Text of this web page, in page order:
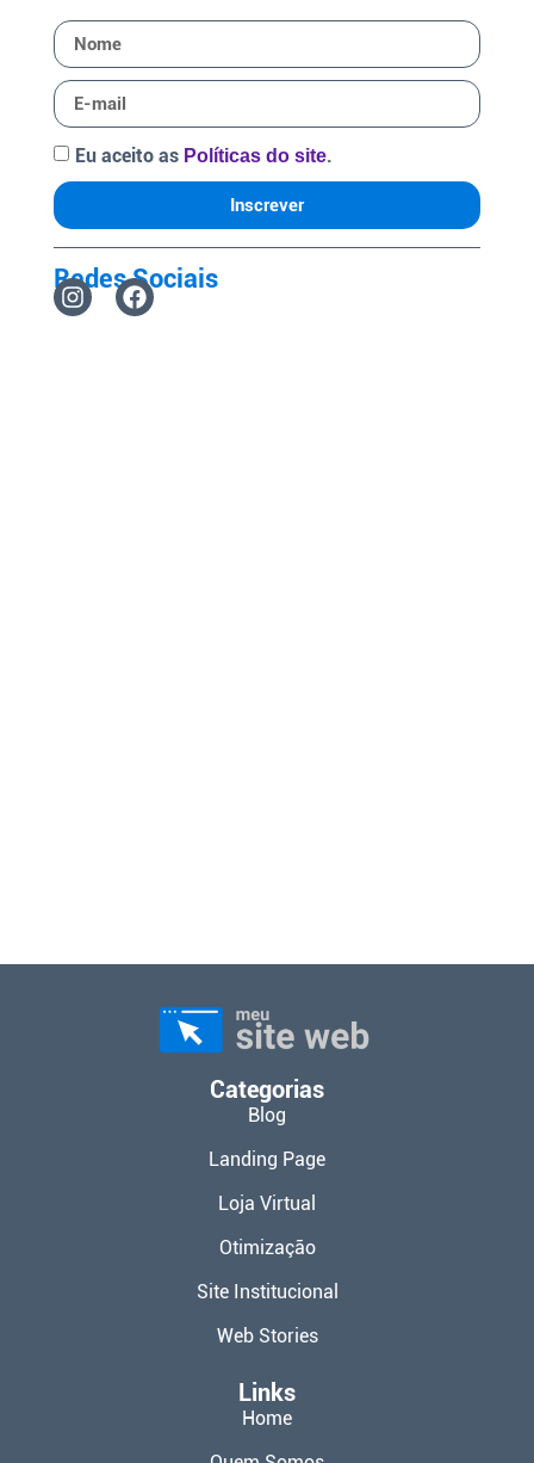
Eu aceito as Políticas do site.
Inscrever
Redes Sociais
Categorias
Blog
Landing Page
Loja Virtual
Otimização
Site Institucional
Web Stories
Links
Home